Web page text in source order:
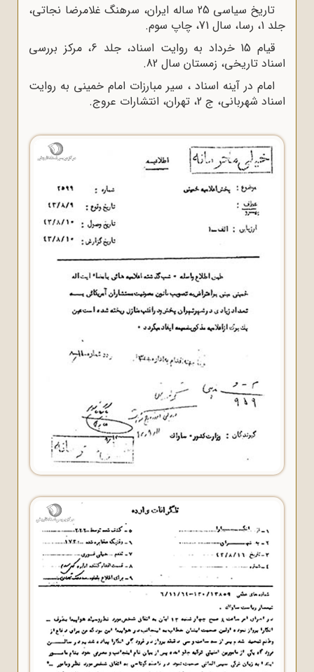
تاریخ سیاسی 25 ساله ایران، سرهنگ غلامرضا نجاتی،
جلد 1، رسا، سال 71، چاپ سوم
.
قیام 15 خرداد به روایت اسناد، جلد 6، مرکز بررسی
اسناد تاریخی، زمستان سال 82
.
امام در آینه اسناد ، سیر مبارزات امام خمینی به روایت
اسناد شهربانی، ج 2، تهران، انتشارات عروج.